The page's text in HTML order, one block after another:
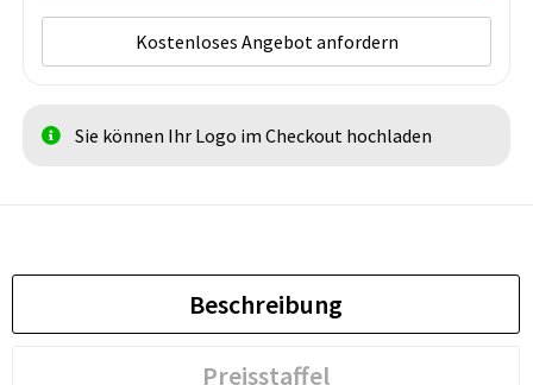
Kostenloses Angebot anfordern
Sie können Ihr Logo im Checkout hochladen
Beschreibung
Preisstaffel